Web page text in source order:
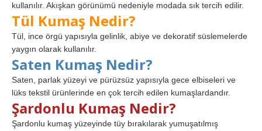
kullanılır. Akışkan görünümü nedeniyle modada sık tercih edilir.
Tül Kumaş Nedir?
Tül, ince örgü yapısıyla gelinlik, abiye ve dekoratif süslemelerde
yaygın olarak kullanılır.
Saten Kumaş Nedir?
Saten, parlak yüzeyi ve pürüzsüz yapısıyla gece elbiseleri ve
lüks tekstil ürünlerinde en çok tercih edilen kumaşlardandır.
Şardonlu Kumaş Nedir?
Şardonlu kumaş yüzeyinde tüy bırakılarak yumuşatılmış